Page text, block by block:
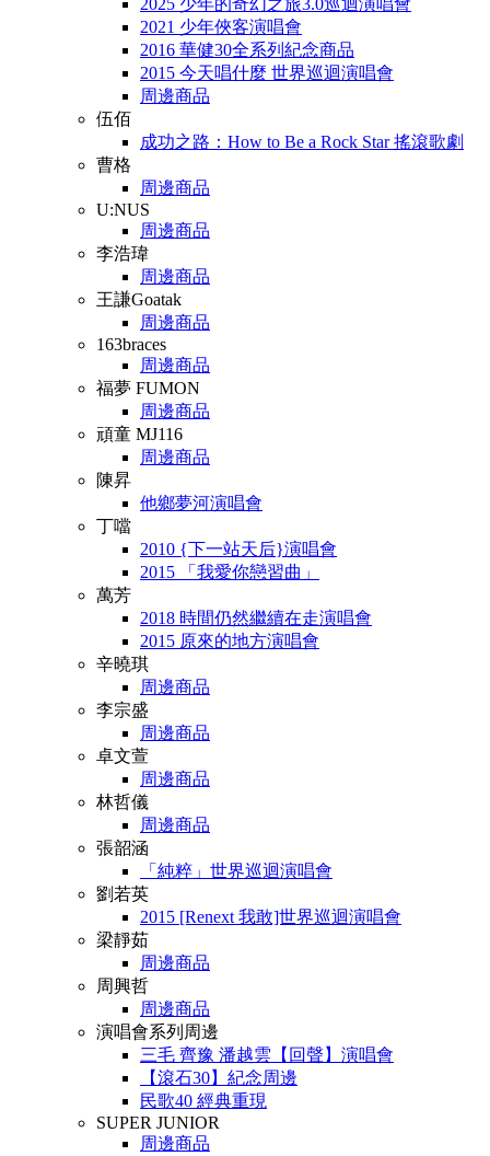
2025 少年的奇幻之旅3.0巡迴演唱會
2021 少年俠客演唱會
2016 華健30全系列紀念商品
2015 今天唱什麼 世界巡迴演唱會
周邊商品
伍佰
成功之路：How to Be a Rock Star 搖滾歌劇
曹格
周邊商品
U:NUS
周邊商品
李浩瑋
周邊商品
王謙Goatak
周邊商品
163braces
周邊商品
福夢 FUMON
周邊商品
頑童 MJ116
周邊商品
陳昇
他鄉夢河演唱會
丁噹
2010 {下一站天后}演唱會
2015 「我愛你戀習曲」
萬芳
2018 時間仍然繼續在走演唱會
2015 原來的地方演唱會
辛曉琪
周邊商品
李宗盛
周邊商品
卓文萱
周邊商品
林哲儀
周邊商品
張韶涵
「純粹」世界巡迴演唱會
劉若英
2015 [Renext 我敢]世界巡迴演唱會
梁靜茹
周邊商品
周興哲
周邊商品
演唱會系列周邊
三毛 齊豫 潘越雲【回聲】演唱會
【滾石30】紀念周邊
民歌40 經典重現
SUPER JUNIOR
周邊商品